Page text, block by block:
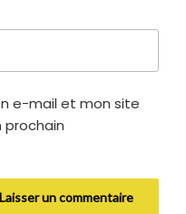
e-mail et mon site
prochain